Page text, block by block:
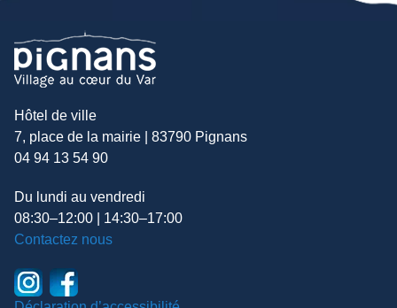
Hôtel de ville
7, place de la mairie | 83790 Pignans
04 94 13 54 90
Du lundi au vendredi
08:30–12:00 | 14:30–17:00
Contactez nous